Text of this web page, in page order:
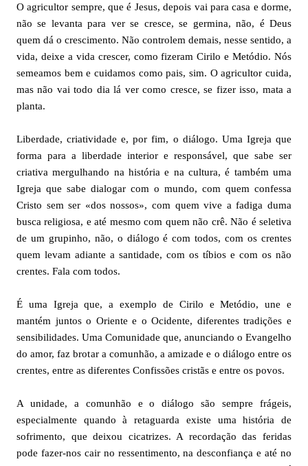
O agricultor sempre, que é Jesus, depois vai para casa e dorme,
não se levanta para ver se cresce, se germina, não, é Deus
quem dá o crescimento. Não controlem demais, nesse sentido, a
vida, deixe a vida crescer, como fizeram Cirilo e Metódio. Nós
semeamos bem e cuidamos como pais, sim. O agricultor cuida,
mas não vai todo dia lá ver como cresce, se fizer isso, mata a
planta.
Liberdade, criatividade e, por fim, o diálogo. Uma Igreja que
forma para a liberdade interior e responsável, que sabe ser
criativa mergulhando na história e na cultura, é também uma
Igreja que sabe dialogar com o mundo, com quem confessa
Cristo sem ser «dos nossos», com quem vive a fadiga duma
busca religiosa, e até mesmo com quem não crê. Não é seletiva
de um grupinho, não, o diálogo é com todos, com os crentes
quem levam adiante a santidade, com os tíbios e com os não
crentes. Fala com todos.
É uma Igreja que, a exemplo de Cirilo e Metódio, une e
mantém juntos o Oriente e o Ocidente, diferentes tradições e
sensibilidades. Uma Comunidade que, anunciando o Evangelho
do amor, faz brotar a comunhão, a amizade e o diálogo entre os
crentes, entre as diferentes Confissões cristãs e entre os povos.
A unidade, a comunhão e o diálogo são sempre frágeis,
especialmente quando à retaguarda existe uma história de
sofrimento, que deixou cicatrizes. A recordação das feridas
pode fazer-nos cair no ressentimento, na desconfiança e até no